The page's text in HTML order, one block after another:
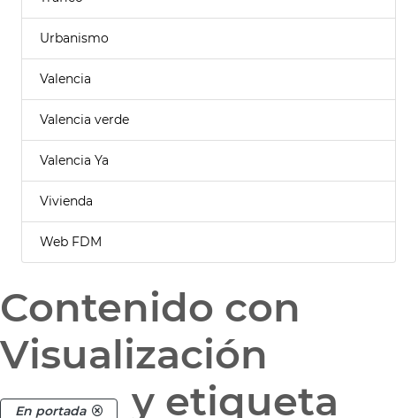
Urbanismo
Valencia
Valencia verde
Valencia Ya
Vivienda
Web FDM
Contenido con
Visualización
En portada y etiqueta